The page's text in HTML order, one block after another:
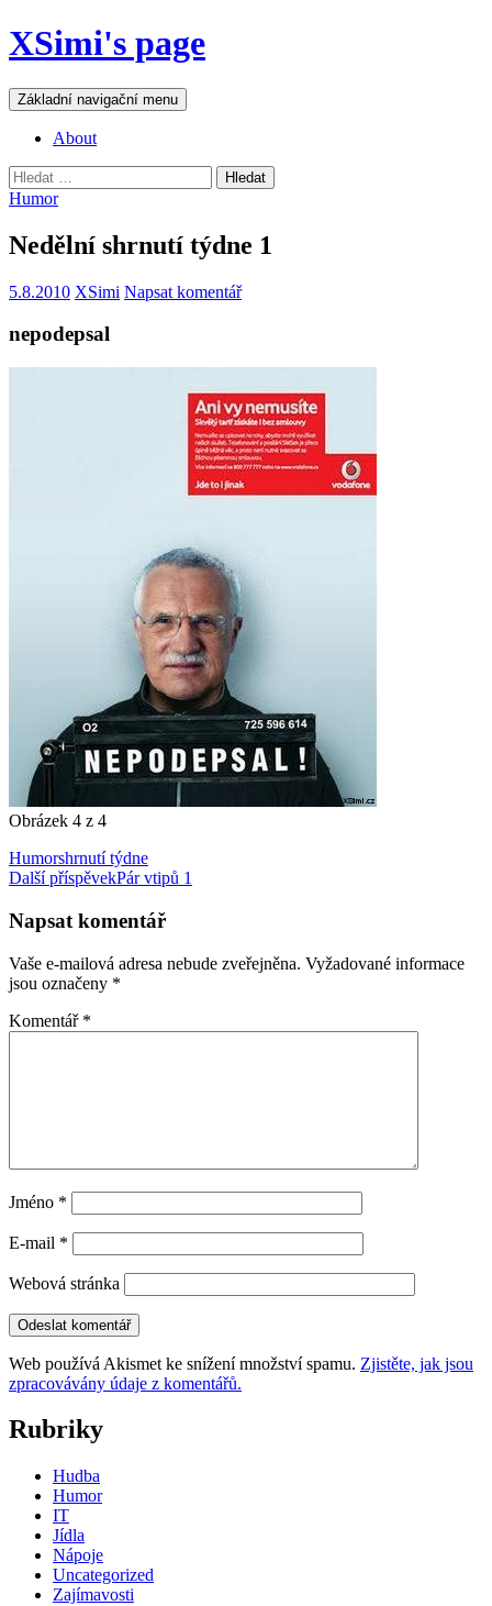
Přejít
k
webu
XSimi's page
Hledat
Základní navigační menu
About
Vyhledávání
Humor
Nedělní shrnutí týdne 1
5.8.2010 XSimi Napsat komentář
nepodepsal
Obrázek 4 z 4
Humorshrnutí týdne
Navigace
pro
příspěvky
Další příspěvekPár vtipů 1
Napsat komentář
Vaše e-mailová adresa nebude zveřejněna. Vyžadované informace
jsou označeny *
Komentář *
Jméno *
E-mail *
Webová stránka
Web používá Akismet ke snížení množství spamu. Zjistěte, jak jsou
zpracovávány údaje z komentářů.
Rubriky
Hudba
Humor
IT
Jídla
Nápoje
Uncategorized
Zajímavosti